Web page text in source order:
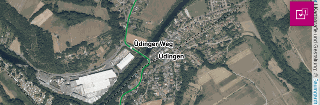
| Kartografie und Gestaltung: ©
1